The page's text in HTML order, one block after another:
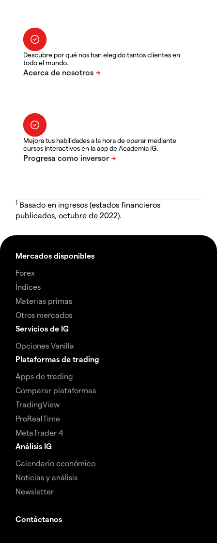
Descubre por qué nos han elegido tantos clientes en
todo el mundo.
Mejora tus habilidades a la hora de operar mediante
cursos interactivos en la app de Academia IG.
1 Basado en ingresos (estados financieros
publicados, octubre de 2022).
Mercados disponibles
Forex
Índices
Materias primas
Otros mercados
Servicios de IG
Opciones Vanilla
Plataformas de trading
Apps de trading
Comparar plataformas
TradingView
ProRealTime
MetaTrader 4
Análisis IG
Calendario económico
Noticias y análisis
Newsletter
Contáctanos